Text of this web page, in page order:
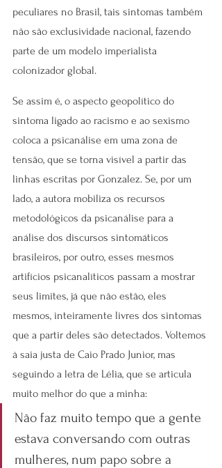
peculiares no Brasil, tais sintomas também
não são exclusividade nacional, fazendo
parte de um modelo imperialista
colonizador global.
Se assim é, o aspecto geopolítico do
sintoma ligado ao racismo e ao sexismo
coloca a psicanálise em uma zona de
tensão, que se torna visível a partir das
linhas escritas por Gonzalez. Se, por um
lado, a autora mobiliza os recursos
metodológicos da psicanálise para a
análise dos discursos sintomáticos
brasileiros, por outro, esses mesmos
artifícios psicanalíticos passam a mostrar
seus limites, já que não estão, eles
mesmos, inteiramente livres dos sintomas
que a partir deles são detectados. Voltemos
à saia justa de Caio Prado Junior, mas
seguindo a letra de Lélia, que se articula
muito melhor do que a minha:
Não faz muito tempo que a gente
estava conversando com outras
mulheres, num papo sobre a